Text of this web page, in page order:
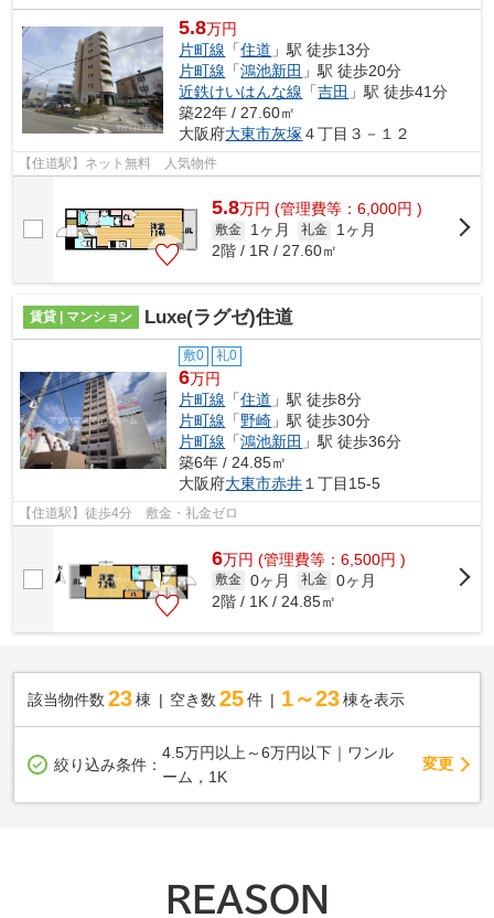
5.8万円
片町線 「住道 」駅 徒歩13分
片町線 「鴻池新田 」駅 徒歩20分
近鉄けいはんな線 「吉田 」駅 徒歩41分
築22年 / 27.60㎡
大阪府大東市灰塚 ４丁目３－１２
【住道駅】ネット無料 人気物件
5.8万円 (管理費等：6,000円 )
敷金 1ヶ月 礼金
1ヶ月
2階 / 1R / 27.60㎡
賃貸 | マンション Luxe(ラグゼ)住道
敷0 礼0
6万円
片町線 「住道 」駅 徒歩8分
片町線 「野崎 」駅 徒歩30分
片町線 「鴻池新田 」駅 徒歩36分
築6年 / 24.85㎡
大阪府大東市赤井１丁目15-5
【住道駅】徒歩4分 敷金・礼金ゼロ
6万円 (管理費等：6,500円 )
敷金 0ヶ月 礼金 0ヶ月
2階 / 1K / 24.85㎡
該当物件数 23棟 空き数 25 件 1～23 棟を表示
絞り込み条件：
4.5万円以上～6万円以下｜ワンル
ーム，1K
変更
REASON